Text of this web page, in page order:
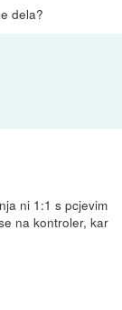
dela?
ni 1:1 s pcjevim
na kontroler, kar